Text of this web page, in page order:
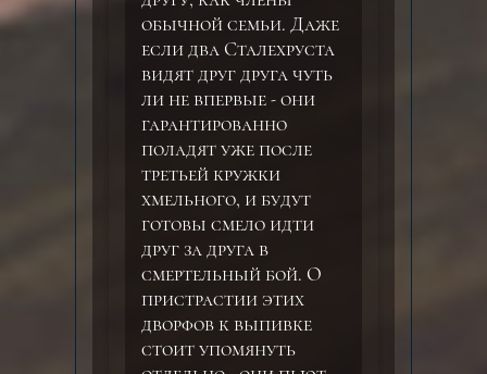
обычной семьи. Даже
если два Сталехруста
видят друг друга чуть
ли не впервые - они
гарантированно
поладят уже после
третьей кружки
хмельного, и будут
готовы смело идти
друг за друга в
смертельный бой. О
пристрастии этих
дворфов к выпивке
стоит упомянуть